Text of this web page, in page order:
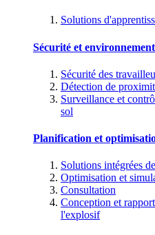
Solutions
Sécurité et environnement
Sécurité des
Détection de
Surveillance et
sol
Planification et
Solutions intégrées
Optimisation et
Consultation
Conception et
l'explosif